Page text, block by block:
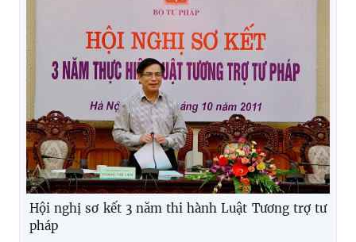
Hội nghị sơ kết 3 năm thi hành Luật Tương trợ tư
pháp